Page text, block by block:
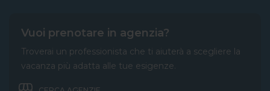
Vuoi prenotare in agenzia?
Troverai un professionista che ti aiuterà a scegliere la
vacanza più adatta alle tue esigenze.